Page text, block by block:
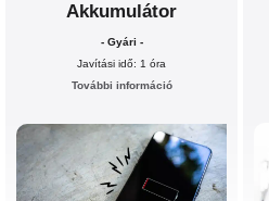
Akkumulátor
- Gyári -
Javítási idő: 1 óra
További információ